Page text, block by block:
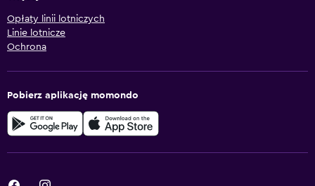
Opłaty linii lotniczych
Linie lotnicze
Ochrona
Pobierz aplikację momondo